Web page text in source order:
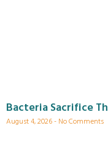
Bacteria Sacrifice
August 4, 2026 No Comments